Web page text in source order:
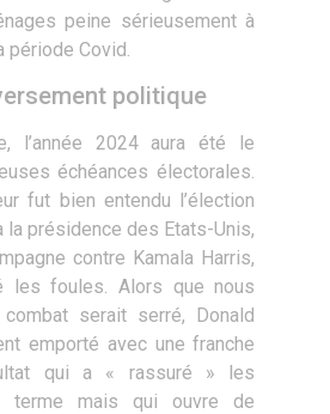
peine sérieusement à
période Covid.
politique
l’année 2024 aura été le
échéances électorales.
fut bien entendu l’élection
la présidence des Etats-Unis,
contre Kamala Harris,
les foules. Alors que nous
serait serré, Donald
emporté avec une franche
qui a « rassuré » les
terme mais qui ouvre de